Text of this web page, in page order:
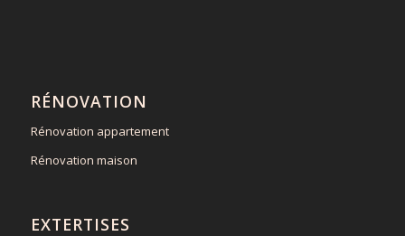
RÉNOVATION
Rénovation appartement
Rénovation maison
EXTERTISES